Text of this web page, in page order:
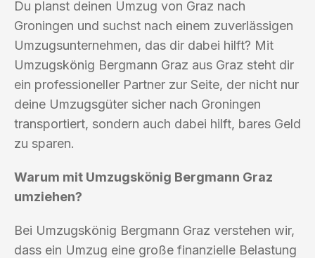
Du planst deinen Umzug von Graz nach
Groningen und suchst nach einem zuverlässigen
Umzugsunternehmen, das dir dabei hilft? Mit
Umzugskönig Bergmann Graz aus Graz steht dir
ein professioneller Partner zur Seite, der nicht nur
deine Umzugsgüter sicher nach Groningen
transportiert, sondern auch dabei hilft, bares Geld
zu sparen.
Warum mit Umzugskönig Bergmann Graz
umziehen?
Bei Umzugskönig Bergmann Graz verstehen wir,
dass ein Umzug eine große finanzielle Belastung